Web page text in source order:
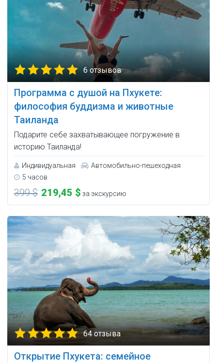
6 отзывов
Программа с душой на Пхукете:
философия буддизма и животные
Таиланда
Подарите себе захватывающее погружение в
историю Таиланда!
Индивидуальная
Автомобильно-пешеходная
5 часов
399 $ 219,45 $ за экскурсию
64 отзыва
Открытие Пхукета: семейное